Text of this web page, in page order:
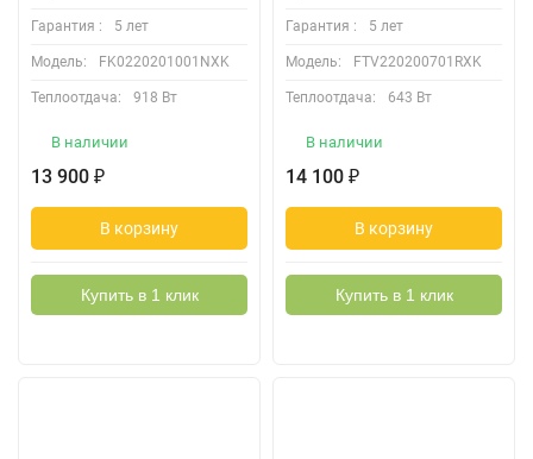
Гарантия : 5 лет
Модель: FK0220201001NXK
Теплоотдача: 918 Вт
В наличии
13 900 ₽
В корзину
Купить в 1 клик
Гарантия : 5 лет
Модель: FTV220200701RXK
Теплоотдача: 643 Вт
В наличии
14 100 ₽
В корзину
Купить в 1 клик